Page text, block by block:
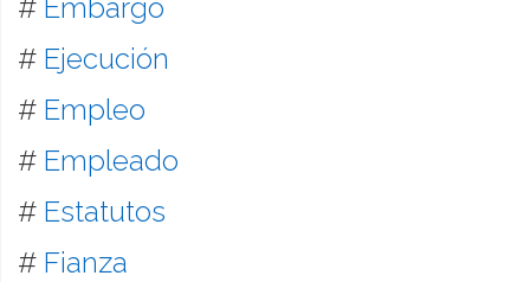
# Embargo
# Ejecución
# Empleo
# Empleado
# Estatutos
# Fianza